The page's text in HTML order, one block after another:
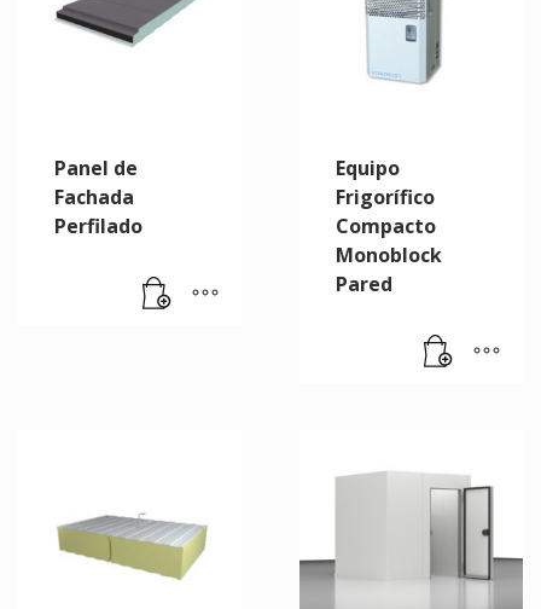
Panel de
Fachada
Perfilado
Equipo
Frigorífico
Compacto
Monoblock
Pared